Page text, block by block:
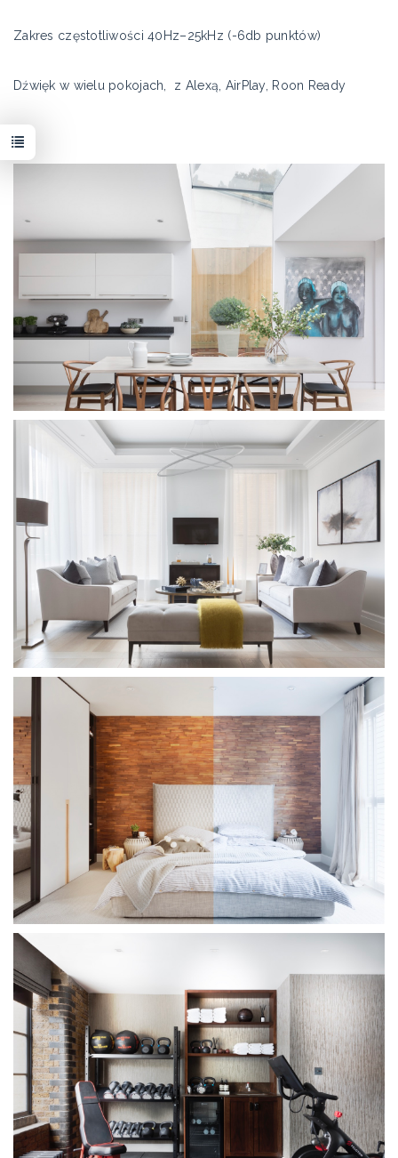
Zakres częstotliwości 40Hz–25kHz (-6db punktów)
Dźwięk w wielu pokojach, z Alexą, AirPlay, Roon Ready